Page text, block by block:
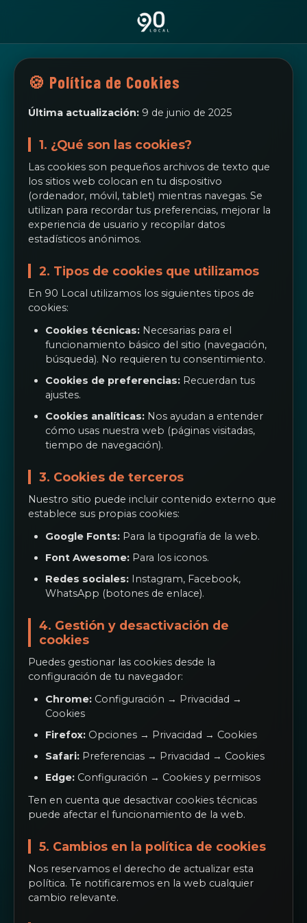
🍪 Política de Cookies
Última actualización: 9 de junio de 2025
1. ¿Qué son las cookies?
Las cookies son pequeños archivos de texto que
los sitios web colocan en tu dispositivo
(ordenador, móvil, tablet) mientras navegas. Se
utilizan para recordar tus preferencias, mejorar la
experiencia de usuario y recopilar datos
estadísticos anónimos.
2. Tipos de cookies que utilizamos
En 90 Local utilizamos los siguientes tipos de
cookies:
Cookies técnicas: Necesarias para el
funcionamiento básico del sitio (navegación,
búsqueda). No requieren tu consentimiento.
Cookies de preferencias: Recuerdan tus
ajustes.
Cookies analíticas: Nos ayudan a entender
cómo usas nuestra web (páginas visitadas,
tiempo de navegación).
3. Cookies de terceros
Nuestro sitio puede incluir contenido externo que
establece sus propias cookies:
Google Fonts: Para la tipografía de la web.
Font Awesome: Para los iconos.
Redes sociales: Instagram, Facebook,
WhatsApp (botones de enlace).
4. Gestión y desactivación de
cookies
Puedes gestionar las cookies desde la
configuración de tu navegador:
Chrome: Configuración → Privacidad →
Cookies
Firefox: Opciones → Privacidad → Cookies
Safari: Preferencias → Privacidad → Cookies
Edge: Configuración → Cookies y permisos
Ten en cuenta que desactivar cookies técnicas
puede afectar el funcionamiento de la web.
5. Cambios en la política de cookies
Nos reservamos el derecho de actualizar esta
política. Te notificaremos en la web cualquier
cambio relevante.